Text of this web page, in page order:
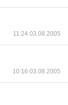
11:24 03.08.2005
10:16 03.08.2005